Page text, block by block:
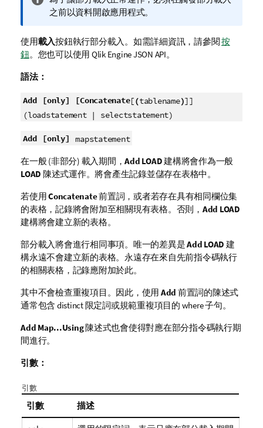
訊
註
之前以資料開啟應用程式。
使用載入按鈕執行部分載入。 如需詳細資訊，請參閱按
鈕。 您也可以使用 Qlik Engine JSON API。
語法：
Add [only] [Concatenate[(tablename)]]
(loadstatement | selectstatement)
Add [only] mapstatement
在一般 (非部分) 載入期間，Add LOAD建構將會作為一般
LOAD 陳述式運作。將會產生記錄並儲存在表格中。
若使用Concatenate前置詞，或者若存在具有相同欄位集
的表格，記錄將會附加至相關現有表格。否則， Add LOAD
建構將會建立新的表格。
部分載入將會進行相同事項。唯一的差異是Add LOAD 建
構永遠不會建立新的表格。永遠存在來自先前指令碼執行
的相關表格，記錄應附加於此。
其中不會檢查重複項目。因此，使用 Add 前置詞的陳述式
通常包含 distinct 限定詞或規範重複項目的 where 子句。
Add Map...Using陳述式也會使得對應在部分指令碼執行期
間進行。
引數：
引數
引數 描述